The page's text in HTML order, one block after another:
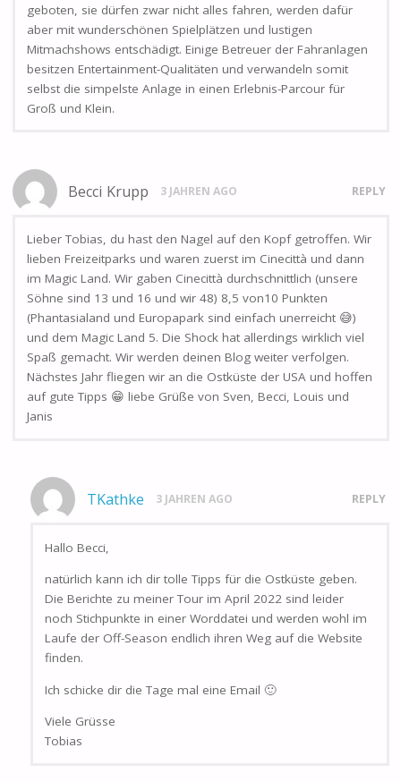
geboten, sie dürfen zwar nicht alles fahren, werden dafür
aber mit wunderschönen Spielplätzen und lustigen
Mitmachshows entschädigt. Einige Betreuer der Fahranlagen
besitzen Entertainment-Qualitäten und verwandeln somit
selbst die simpelste Anlage in einen Erlebnis-Parcour für
Groß und Klein.
Becci Krupp 3 JAHREN AGO REPLY
Lieber Tobias, du hast den Nagel auf den Kopf getroffen. Wir
lieben Freizeitparks und waren zuerst im Cinecittà und dann
im Magic Land. Wir gaben Cinecittà durchschnittlich (unsere
Söhne sind 13 und 16 und wir 48) 8,5 von10 Punkten
(Phantasialand und Europapark sind einfach unerreicht 😅)
und dem Magic Land 5. Die Shock hat allerdings wirklich viel
Spaß gemacht. Wir werden deinen Blog weiter verfolgen.
Nächstes Jahr fliegen wir an die Ostküste der USA und hoffen
auf gute Tipps 😁 liebe Grüße von Sven, Becci, Louis und
Janis
TKathke 3 JAHREN AGO REPLY
Hallo Becci,
natürlich kann ich dir tolle Tipps für die Ostküste geben.
Die Berichte zu meiner Tour im April 2022 sind leider
noch Stichpunkte in einer Worddatei und werden wohl im
Laufe der Off-Season endlich ihren Weg auf die Website
finden.
Ich schicke dir die Tage mal eine Email 🙂
Viele Grüsse
Tobias